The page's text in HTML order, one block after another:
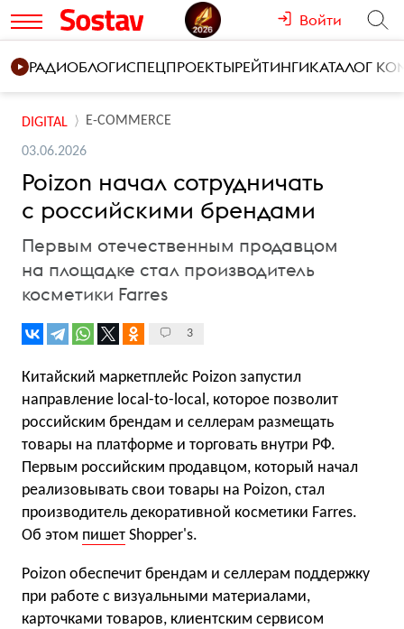
Войти
РАДИОБЛОГИСПЕЦПРОЕКТЫРЕЙТИНГИКАТАЛОГ
DIGITAL E-COMMERCE
03.06.2026
Poizon начал сотрудничать
с российскими брендами
Первым отечественным продавцом
на площадке стал производитель
косметики Farres
3
Китайский маркетплейс Poizon запустил
направление local-to-local, которое позволит
российским брендам и селлерам размещать
товары на платформе и торговать внутри РФ.
Первым российским продавцом, который начал
реализовывать свои товары на Poizon, стал
производитель декоративной косметики Farres.
Об этом пишет Shopper's.
Poizon обеспечит брендам и селлерам поддержку
при работе с визуальными материалами,
карточками товаров, клиентским сервисом